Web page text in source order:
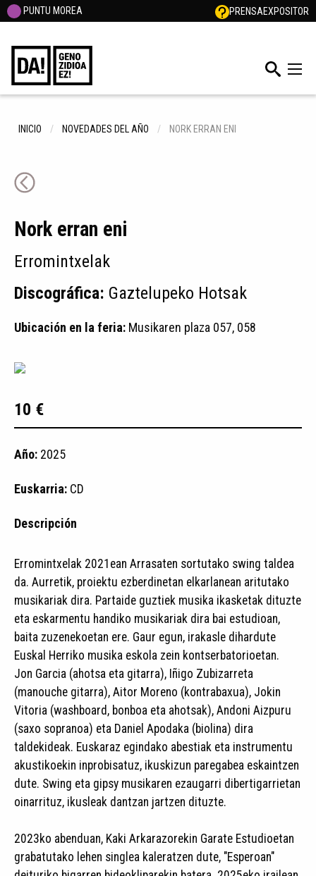
PUNTU MOREA PRENSAEXPOSITOR
INICIO NOVEDADES DEL AÑO NORK ERRAN ENI
Nork erran eni
Erromintxelak
Discográfica: Gaztelupeko Hotsak
Ubicación en la feria: Musikaren plaza 057, 058
10 €
Año: 2025
Euskarria: CD
Descripción
Erromintxelak 2021ean Arrasaten sortutako swing taldea
da. Aurretik, proiektu ezberdinetan elkarlanean aritutako
musikariak dira. Partaide guztiek musika ikasketak dituzte
eta eskarmentu handiko musikariak dira bai estudioan,
baita zuzenekoetan ere. Gaur egun, irakasle dihardute
Euskal Herriko musika eskola zein kontserbatorioetan.
Jon Garcia (ahotsa eta gitarra), Iñigo Zubizarreta
(manouche gitarra), Aitor Moreno (kontrabaxua), Jokin
Vitoria (washboard, bonboa eta ahotsak), Andoni Aizpuru
(saxo sopranoa) eta Daniel Apodaka (biolina) dira
taldekideak. Euskaraz egindako abestiak eta instrumentu
akustikoekin inprobisatuz, ikuskizun paregabea eskaintzen
dute. Swing eta gipsy musikaren ezaugarri dibertigarrietan
oinarrituz, ikusleak dantzan jartzen dituzte.
2023ko abenduan, Kaki Arkarazorekin Garate Estudioetan
grabatutako lehen singlea kaleratzen dute, "Esperoan"